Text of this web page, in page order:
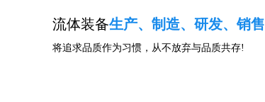
流体装备生产、制造、研发、销售
将追求品质作为习惯，从不放弃与品质共存!